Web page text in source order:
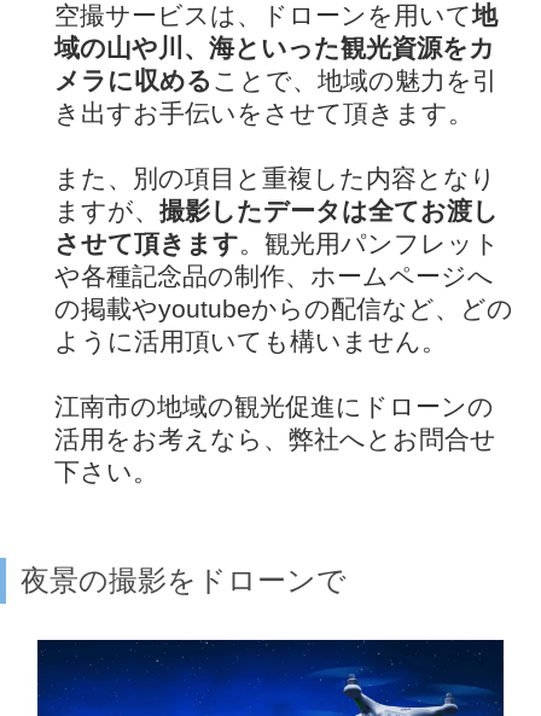
空撮サービスは、ドローンを用いて地
域の山や川、海といった観光資源をカ
メラに収める ことで、地域の魅力を引
き出すお手伝いをさせて頂きます。
また、別の項目と重複した内容となり
ますが、 撮影したデータは全てお渡し
させて頂きます。観光用パンフレット
や各種記念品の制作、ホームページへ
の掲載やyoutubeからの配信など、どの
ように活用頂いても構いません。
江南市の地域の観光促進にドローンの
活用をお考えなら、弊社へとお問合せ
下さい。
夜景の撮影をドローンで